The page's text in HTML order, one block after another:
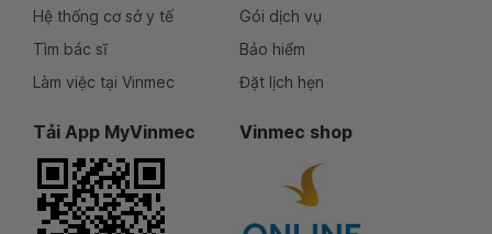
Hệ thống cơ sở y tế
Tìm bác sĩ
Làm việc tại Vinmec
Gói dịch vụ
Bảo hiểm
Đặt lịch hẹn
Tải App MyVinmec Vinmec shop